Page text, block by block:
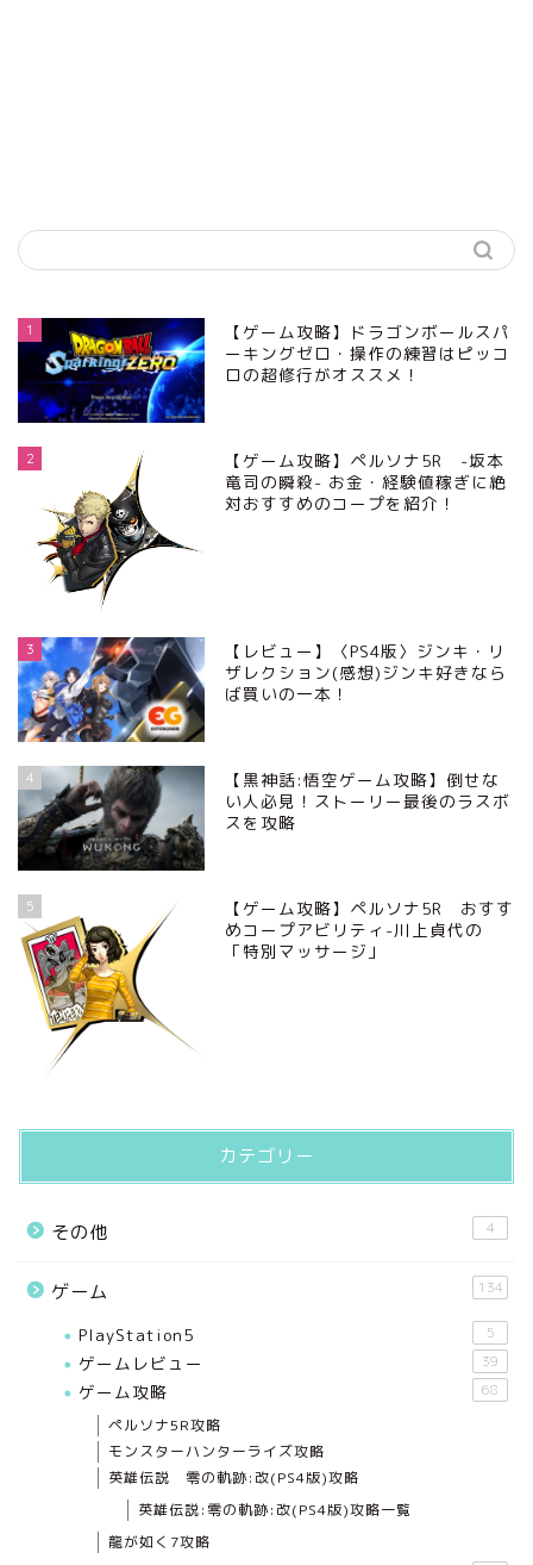
1
【ゲーム攻略】ドラゴンボールスパ
ーキングゼロ・操作の練習はピッコ
ロの超修行がオススメ！
2
【ゲーム攻略】ペルソナ5R -坂本
竜司の瞬殺- お金・経験値稼ぎに絶
対おすすめのコープを紹介！
3
【レビュー】〈PS4版〉ジンキ・リ
ザレクション(感想)ジンキ好きなら
ば買いの一本！
4
【黒神話:悟空ゲーム攻略】倒せな
い人必見！ストーリー最後のラスボ
スを攻略
5
【ゲーム攻略】ペルソナ5R おすす
めコープアビリティ-川上貞代の
「特別マッサージ」
カテゴリー
その他 4
ゲーム 134
PlayStation5 5
ゲームレビュー 39
ゲーム攻略 68
ペルソナ5R攻略
モンスターハンターライズ攻略
英雄伝説 零の軌跡:改(PS4版)攻略
英雄伝説:零の軌跡:改(PS4版)攻略一覧
龍が如く7攻略